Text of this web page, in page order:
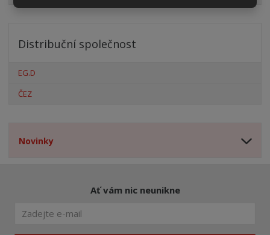
Distribuční společnost
EG.D
ČEZ
Novinky
Ať vám nic neunikne